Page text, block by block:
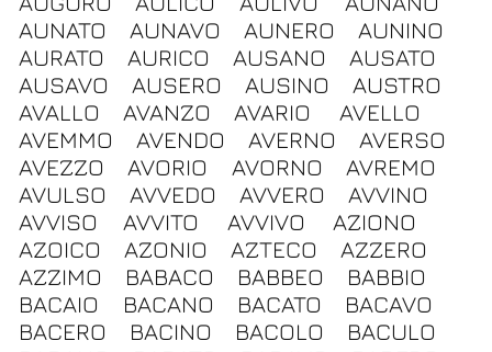
AUNATO
AUNAVO AUNERO
AUNINO
AURATO
AURICO AUSANO
AUSATO
AUSAVO
AUSERO AUSINO
AUSTRO
AVALLO
AVANZO AVARIO
AVELLO
AVEMMO
AVENDO AVERNO
AVERSO
AVEZZO
AVORIO AVORNO
AVREMO
AVULSO
AVVEDO AVVERO
AVVINO
AVVISO
AVVITO AVVIVO
AZIONO
AZOICO
AZONIO AZTECO
AZZERO
AZZIMO
BABACO BABBEO
BABBIO
BACAIO
BACANO BACATO
BACAVO
BACERO
BACINO BACOLO
BACULO